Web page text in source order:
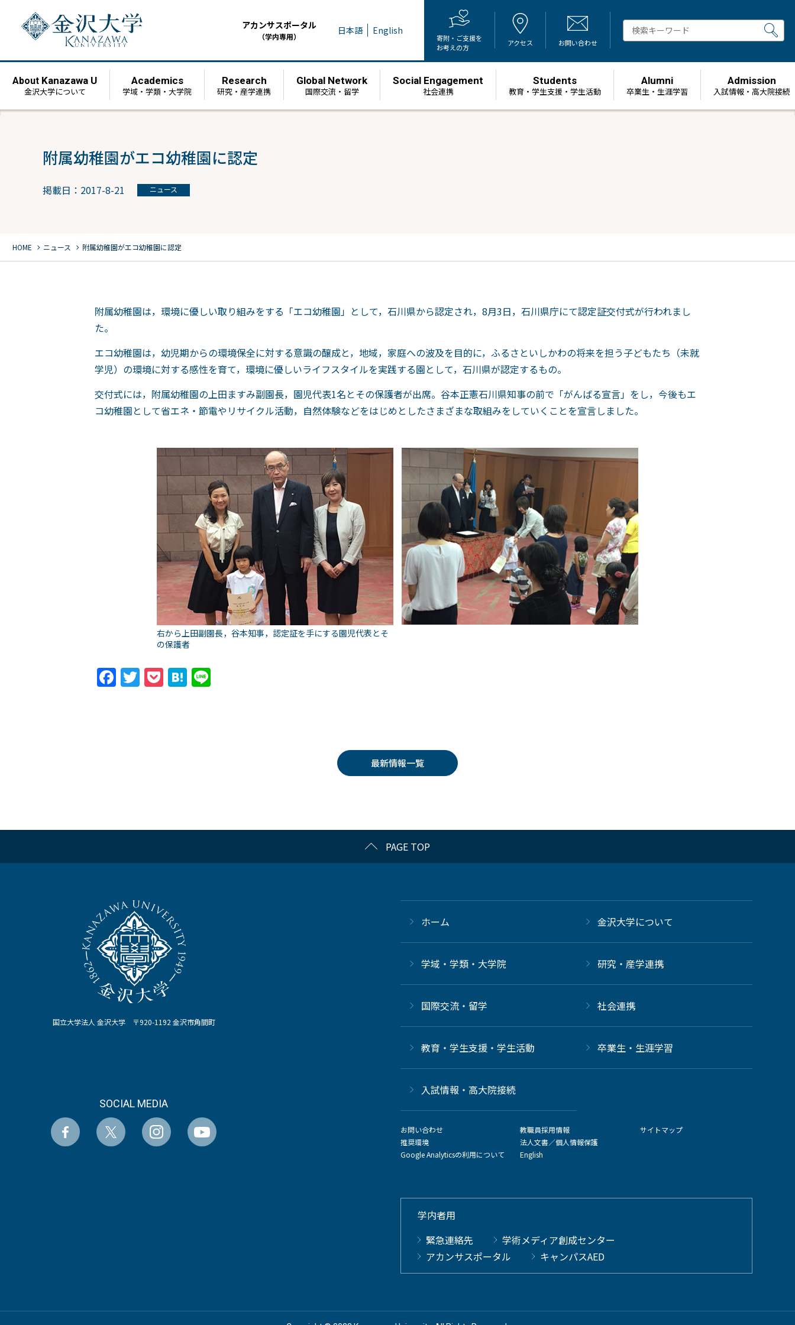
アカンサスポータル
（学内専用） 日本語 English
寄附・ご支援を
お考えの方
アクセス お問い合わせ
About Kanazawa U
金沢大学について
Academics
学域・学類・大学院
Research
研究・産学連携
Global Network
国際交流・留学
Social Engagement
社会連携
Students
教育・学生支援・学生活動
Alumni
卒業生・生涯学習
Admission
⼊試情報・高大院接続
附属幼稚園がエコ幼稚園に認定
掲載日：2017-8-21 ニュース
HOME chevron_right ニュース chevron_right 附属幼稚園がエコ幼稚園に認定
附属幼稚園は，環境に優しい取り組みをする「エコ幼稚園」として，石川県から認定され，8月3日，石川県庁にて認定証交付式が行われまし
た。
エコ幼稚園は，幼児期からの環境保全に対する意識の醸成と，地域，家庭への波及を目的に，ふるさといしかわの将来を担う子どもたち（未就
学児）の環境に対する感性を育て，環境に優しいライフスタイルを実践する園として，石川県が認定するもの。
交付式には，附属幼稚園の上田ますみ副園長，園児代表1名とその保護者が出席。谷本正憲石川県知事の前で「がんばる宣言」をし，今後もエ
コ幼稚園として省エネ・節電やリサイクル活動，自然体験などをはじめとしたさまざまな取組みをしていくことを宣言しました。
右から上田副園長，谷本知事，認定証を手にする園児代表とそ
の保護者
Facebook
Twitter
PocketHatena
最新情報一覧
PAGE TOP
国立大学法人 金沢大学 〒920-1192 金沢市角間町
SOCIAL MEDIA
ホーム 金沢大学について
学域・学類・大学院 研究・産学連携
国際交流・留学 社会連携
教育・学生支援・学生活動 卒業生・生涯学習
⼊試情報・高大院接続
お問い合わせ
推奨環境
Google Analyticsの利用について
教職員採用情報
法人文書／個人情報保護
English
サイトマップ
学内者用
緊急連絡先
学術メディア創成センター
アカンサスポータル
キャンパスAED